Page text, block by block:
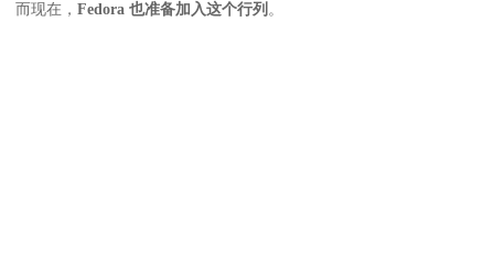
而现在， Fedora 也准备加入这个行列 。